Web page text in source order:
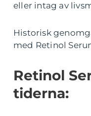
eller intag av
Historisk
med Retinol
Retinol
tiderna: